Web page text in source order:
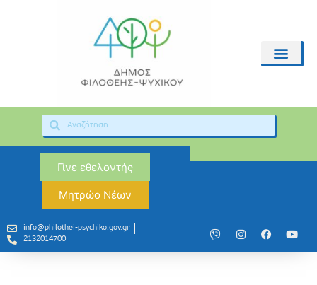
Γίνε εθελοντής
Μητρώο Νέων
info@philothei-psychiko.gov.gr
2132014700